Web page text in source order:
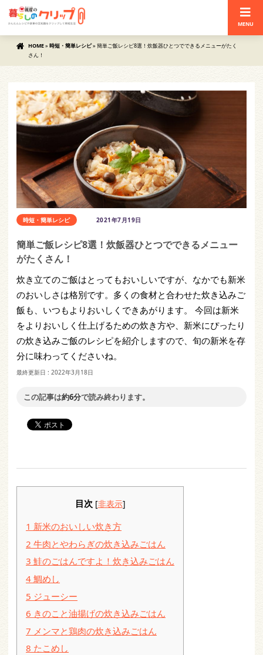
MENU
HOME» 時短・簡単レシピ» 簡単ご飯レシピ8選！炊飯器ひとつでできるメニューがたく
さん！
時短・簡単レシピ 2021年7月19日
簡単ご飯レシピ8選！炊飯器ひとつでできるメニュー
がたくさん！
炊き立てのご飯はとってもおいしいですが、なかでも新米
のおいしさは格別です。多くの食材と合わせた炊き込みご
飯も、いつもよりおいしくできあがります。 今回は新米
をよりおいしく仕上げるための炊き方や、新米にぴったり
の炊き込みご飯のレシピを紹介しますので、旬の新米を存
分に味わってくださいね。
最終更新日 : 2022年3月18日
この記事は約6分で読み終わります。
目次 [非表示]
1 新米のおいしい炊き方
2 牛肉とやわらぎの炊き込みごはん
3 鮭のごはんですよ！炊き込みごはん
4 鯛めし
5 ジューシー
6 きのこと油揚げの炊き込みごはん
7 メンマと鶏肉の炊き込みごはん
8 たこめし